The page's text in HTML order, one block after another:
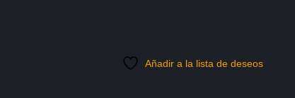
Añadir a la lista de deseos